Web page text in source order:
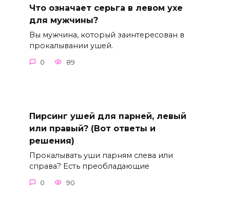
Что означает серьга в левом ухе
для мужчины?
Вы мужчина, который заинтересован в
прокалывании ушей.
0 89
Пирсинг ушей для парней, левый
или правый? (Вот ответы и
решения)
Прокалывать уши парням слева или
справа? Есть преобладающие
0 90